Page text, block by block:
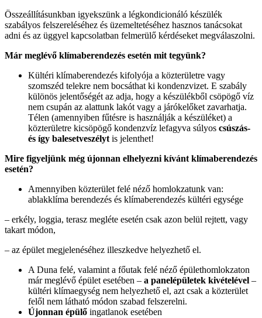
Összeállításunkban igyekszünk a légkondicionáló készülék
szabályos felszereléséhez és üzemeltetéséhez hasznos tanácsokat
adni és az üggyel kapcsolatban felmerülő kérdéseket megválaszolni.
Már meglévő klímaberendezés esetén mit tegyünk?
Kültéri klímaberendezés kifolyója a közterületre vagy
szomszéd telekre nem bocsáthat ki kondenzvizet. E szabály
különös jelentőségét az adja, hogy a készülékből csöpögő víz
nem csupán az alattunk lakót vagy a járókelőket zavarhatja.
Télen (amennyiben fűtésre is használják a készüléket) a
közterületre kicsöpögő kondenzvíz lefagyva súlyos csúszás-
és így balesetveszélyt is jelenthet!
Mire figyeljünk még újonnan elhelyezni kívánt klímaberendezés
esetén?
Amennyiben közterület felé néző homlokzatunk van:
ablakklíma berendezés és klímaberendezés kültéri egysége
‒ erkély, loggia, terasz megléte esetén csak azon belül rejtett, vagy
takart módon,
‒ az épület megjelenéséhez illeszkedve helyezhető el.
A Duna felé, valamint a főutak felé néző épülethomlokzaton
már meglévő épület esetében – a panelépületek kivételével –
kültéri klímaegység nem helyezhető el, azt csak a közterület
felől nem látható módon szabad felszerelni.
Újonnan épülő ingatlanok esetében